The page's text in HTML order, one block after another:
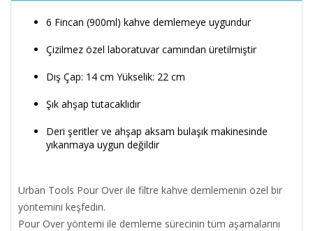
6 Fincan (900ml) kahve demlemeye uygundur
Çizilmez özel laboratuvar camından üretilmiştir
Dış Çap: 14 cm Yükselik: 22 cm
Şık ahşap tutacaklıdır
Deri şeritler ve ahşap aksam bulaşık makinesinde
yıkanmaya uygun değildir
Urban Tools Pour Over ile filtre kahve demlemenin özel bir
yöntemini keşfedin.
Pour Over yöntemi ile demleme sürecinin tüm aşamalarını